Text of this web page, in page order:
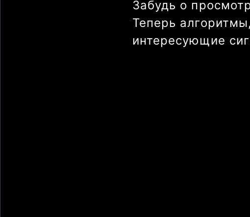
Забудь о
Теперь
интересующие